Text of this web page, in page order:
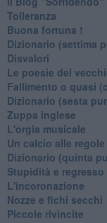
Tolleranza
Buona fortuna !
​Dizionario (settima
Disvalori
Le poesie del
Fallimento o quasi
Dizionario (sesta
Zuppa inglese
L'orgia musicale
Un calcio alle regole
Dizionario (quinta
Stupidità e regresso
L'incoronazione
Nozze e fichi secchi
Piccole rivincite